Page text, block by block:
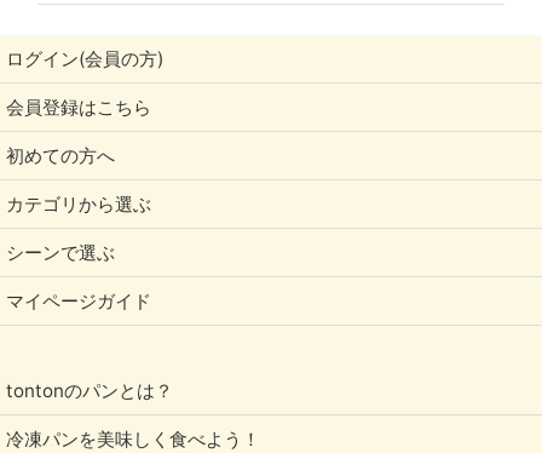
ログイン(会員の方)
会員登録はこちら
初めての方へ
カテゴリから選ぶ
シーンで選ぶ
マイページガイド
tontonのパンとは？
冷凍パンを美味しく食べよう！